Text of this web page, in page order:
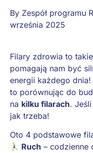
By Zespół programu
września 2025
Filary zdrowia to
pomagają nam być
energii każdego dnia!
to porównując do
na kilku filarach.
jak trzeba!
Oto 4 podstawowe
Ruch – codzienne